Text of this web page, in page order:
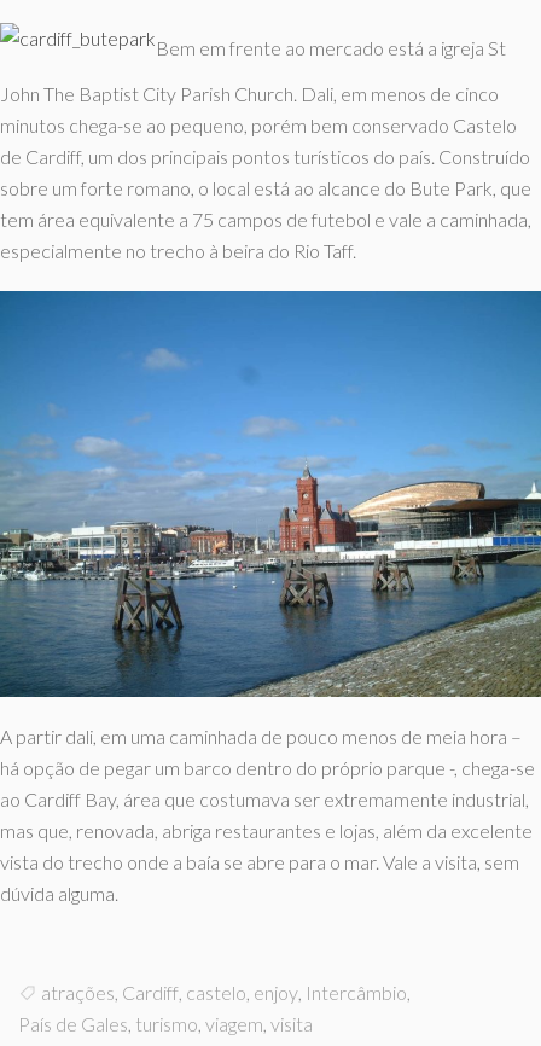
Bem em frente ao mercado está a igreja St
John The Baptist City Parish Church. Dali, em menos de cinco
minutos chega-se ao pequeno, porém bem conservado Castelo
de Cardiff, um dos principais pontos turísticos do país. Construído
sobre um forte romano, o local está ao alcance do Bute Park, que
tem área equivalente a 75 campos de futebol e vale a caminhada,
especialmente no trecho à beira do Rio Taff.
A partir dali, em uma caminhada de pouco menos de meia hora –
há opção de pegar um barco dentro do próprio parque -, chega-se
ao Cardiff Bay, área que costumava ser extremamente industrial,
mas que, renovada, abriga restaurantes e lojas, além da excelente
vista do trecho onde a baía se abre para o mar. Vale a visita, sem
dúvida alguma.
atrações, Cardiff, castelo, enjoy, Intercâmbio,
País de Gales, turismo, viagem, visita